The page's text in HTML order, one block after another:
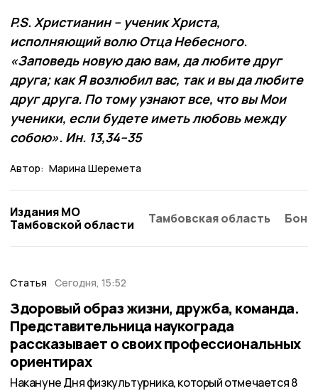
P.S. Христианин – ученик Христа,
исполняющий волю Отца Небесного.
«Заповедь новую даю вам, да любите друг
друга; как Я возлюбил вас, так и вы да любите
друг друга. По тому узнают все, что вы Мои
ученики, если будете иметь любовь между
собою». Ин. 13,34–35
Автор: Марина Шеремета
Издания МО
Тамбовской области
Тамбовская область
Статья Сегодня, 15:52
Здоровый образ жизни, дружба, команда.
Представительница наукограда
рассказывает о своих профессиональных
ориентирах
Накануне Дня физкультурника, который отмечается 8